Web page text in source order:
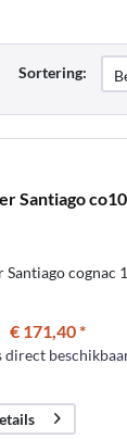
Sortering:
Santiago
Santiago cognac
€ 171,40 *
direct